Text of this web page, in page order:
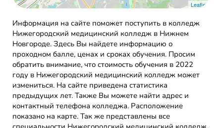
Leaflet
Информация на сайте поможет поступить в колледж
Нижегородский медицинский колледж в Нижнем
Новгороде. Здесь Вы найдете информацию о
проходном балле, ценах и сроках обучения. Просим
обратить внимание, что стоимость обучения в 2022
году в Нижегородский медицинский колледж может
измениться. На сайте приведена статистика
предыдущих лет. Также Вы можете найти адрес и
контактный телефона колледжа. Расположение
показано на карте. Так же представлены все